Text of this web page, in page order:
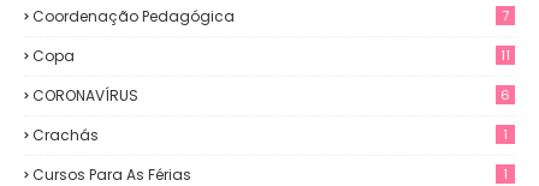
Coordenação Pedagógica 7
Copa 11
CORONAVÍRUS 6
Crachás 1
Cursos Para As Férias 1